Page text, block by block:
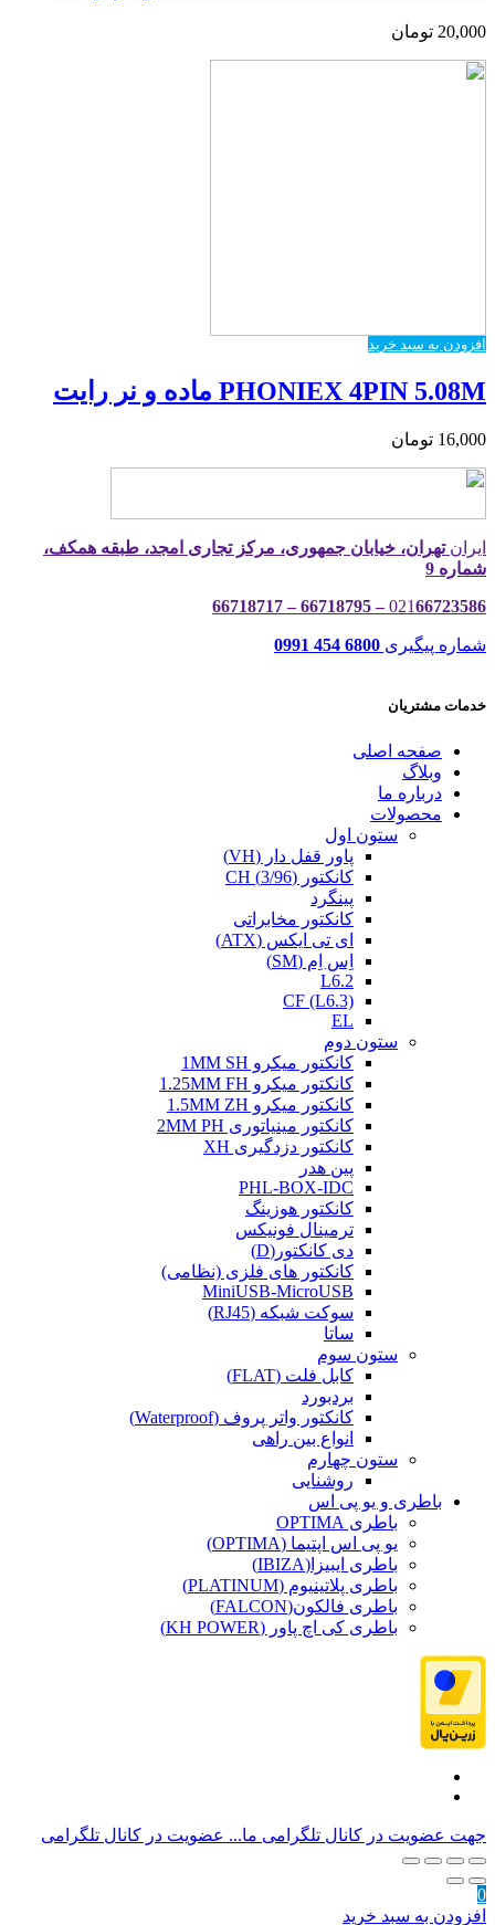
20,000 تومان
افزودن به سبد خرید
PHONIEX 4PIN 5.08M ماده و نر رایت
16,000 تومان
ایرانتهران، خیابان جمهوری، مرکز تجاری امجد، طبقه همکف،
شماره 9
02166723586 – 66718795 – 66718717
شماره پیگیری 6800 454 0991
خدمات مشتریان
صفحه اصلی
وبلاگ
درباره ما
محصولات
ستون اول
پاور قفل دار (VH)
کانکتور (3/96) CH
پینگرد
کانکتور مخابراتی
ای تی ایکس (ATX)
اِس اِم (SM)
L6.2
CF (L6.3)
EL
ستون دوم
کانکتور میکرو 1MM SH
کانکتور میکرو 1.25MM FH
کانکتور میکرو 1.5MM ZH
کانکتور مینیاتوری 2MM PH
کانکتور دزدگیری XH
پین هدر
PHL-BOX-IDC
کانکتور هوزینگ
ترمینال فونیکس
دی کانکتور(D)
کانکتور های فلزی (نظامی)
MiniUSB-MicroUSB
سوکت شبکه (RJ45)
ساتا
ستون سوم
کابل فلت (FLAT)
بردبورد
کانکتور واتر پروف (Waterproof)
انواع بین راهی
ستون چهارم
روشنایی
باطری و یو پی اس
باطری OPTIMA
یو پی اس اپتیما (OPTIMA)
باطری ایبیزا(IBIZA)
باطری پلاتینیوم (PLATINUM)
باطری فالکون(FALCON)
باطری کی اچ پاور (KH POWER)
جهت عضویت در کانال تلگرامی ما... عضویت در کانال تلگرامی
0
افزودن به سبد خرید